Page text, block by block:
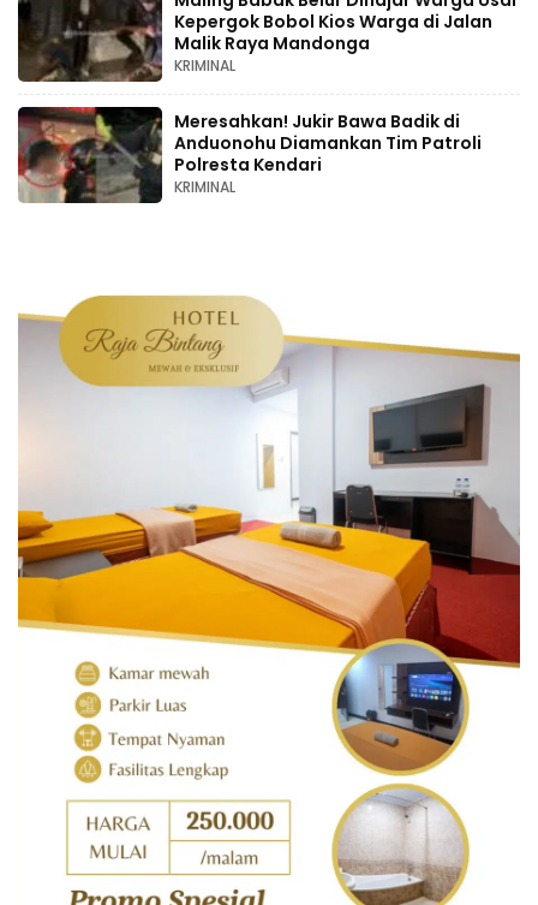
Kepergok Bobol Kios Warga di Jalan
Malik Raya Mandonga
KRIMINAL
Meresahkan! Jukir Bawa Badik di
Anduonohu Diamankan Tim Patroli
Polresta Kendari
KRIMINAL